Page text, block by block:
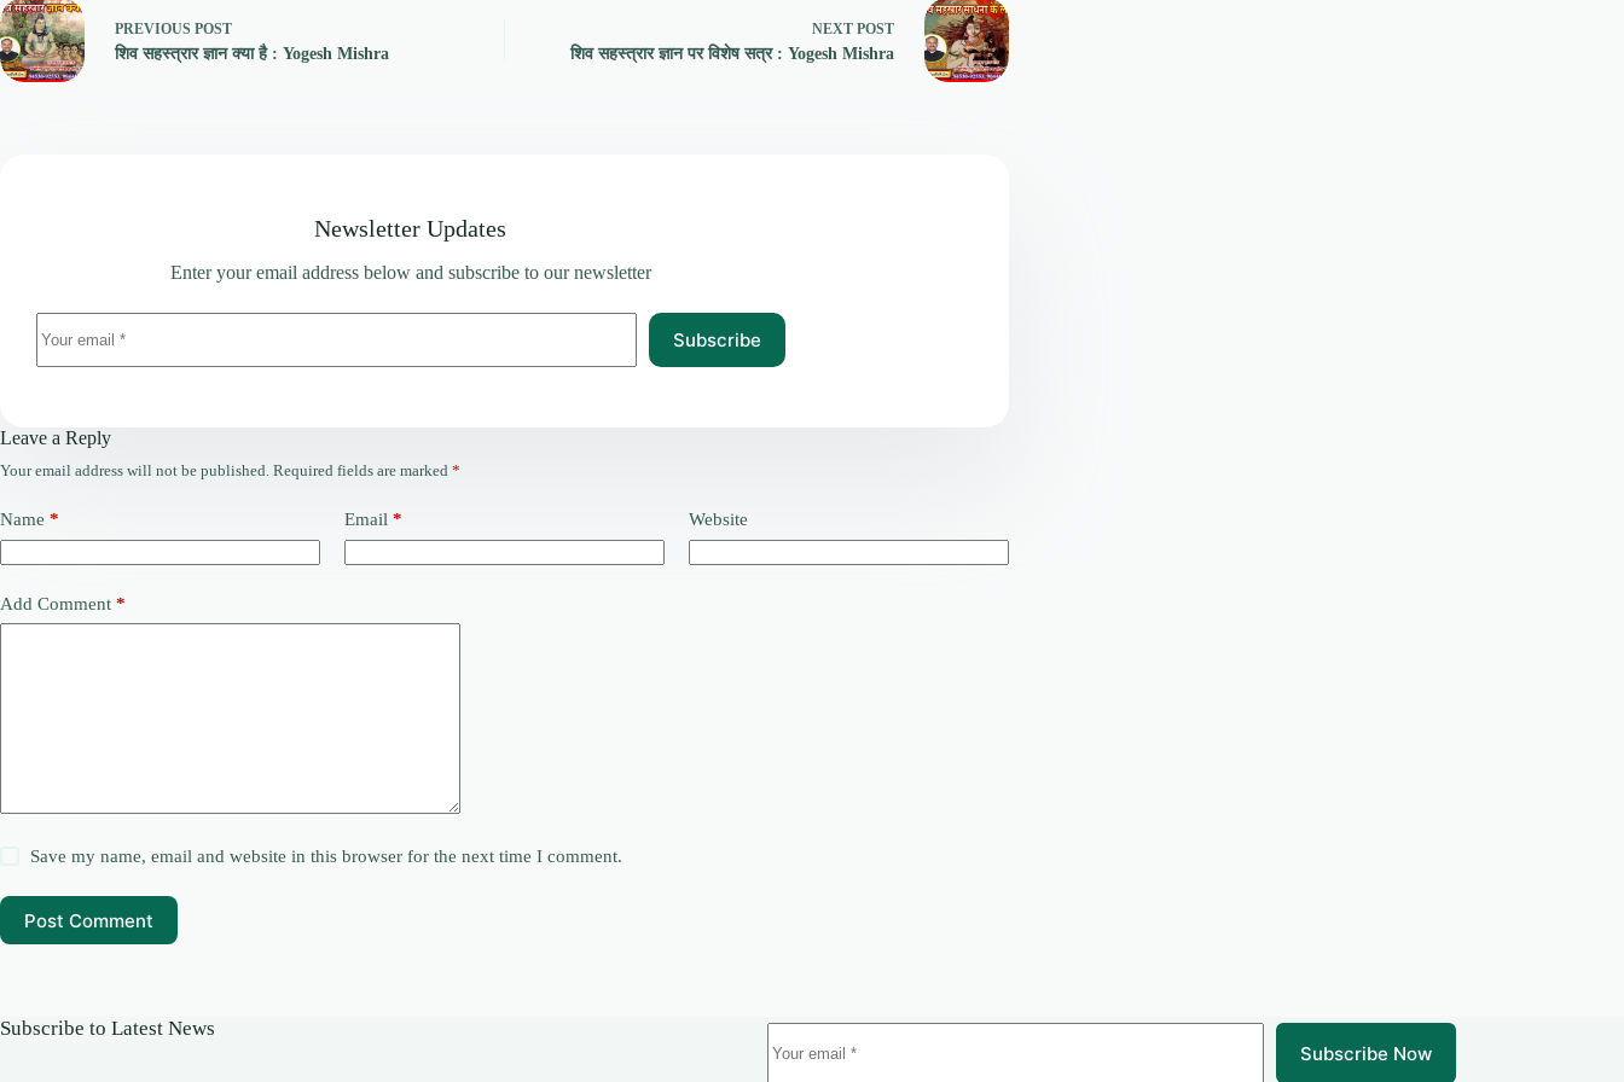
PREVIOUS POST
शिव सहस्त्रार ज्ञान क्या है : Yogesh Mishra
NEXT POST
शिव सहस्त्रार ज्ञान पर विशेष सत्र : Yogesh Mishra
Newsletter Updates
Enter your email address below and subscribe to our newsletter
Subscribe
Leave a Reply
Your email address will not be published. Required fields are marked *
Name * Email * Website
Add Comment *
Save my name, email and website in this browser for the next time I comment.
Post Comment
Subscribe to Latest News
Subscribe Now